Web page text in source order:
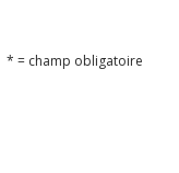
* = champ obligatoire